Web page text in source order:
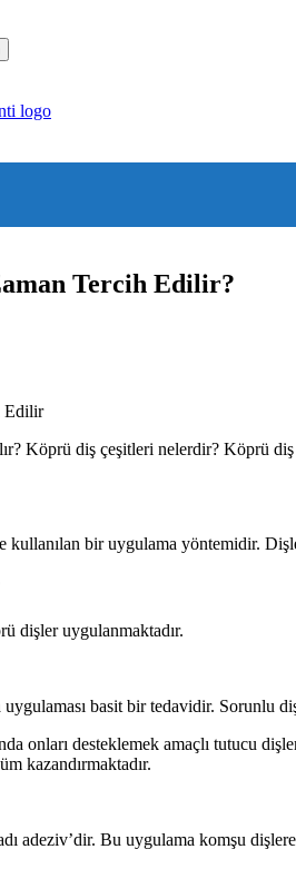
Tercih Edilir?
Köprü diş çeşitleri nelerdir? Köprü diş
kullanılan bir uygulama yöntemidir.
dişler uygulanmaktadır.
basit bir tedavidir. Sorunlu
onları desteklemek amaçlı tutucu
kazandırmaktadır.
adeziv’dir. Bu uygulama komşu